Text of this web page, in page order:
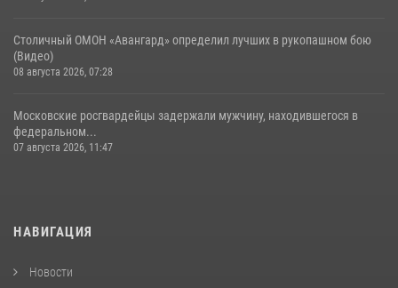
Столичный ОМОН «Авангард» определил лучших в рукопашном бою
(Видео)
08 августа 2026, 07:28
Московские росгвардейцы задержали мужчину, находившегося в
федеральном...
07 августа 2026, 11:47
НАВИГАЦИЯ
Новости